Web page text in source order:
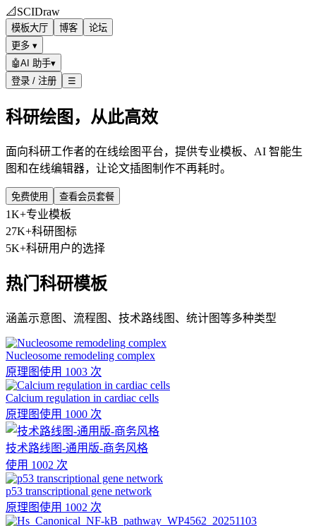
📐 SCIDraw
模板大厅 博客
论坛
更多 ▾
🤖AI 助手▾
登录 / 注册
☰
科研绘图，从此高效
面向科研工作者的在线绘图平台，提供专业模板、AI 智能生
图和在线编辑器，让论文插图制作不再耗时。
免费使用 查看会员套餐
1K+专业模板
27K+科研图标
5K+科研用户的选择
热门科研模板
涵盖示意图、流程图、技术路线图、统计图等多种类型
Nucleosome remodeling complex
原理图使用 1003 次
Calcium regulation in cardiac cells
原理图使用 1000 次
技术路线图-通用版-商务风格
使用 1002 次
p53 transcriptional gene network
原理图使用 1002 次